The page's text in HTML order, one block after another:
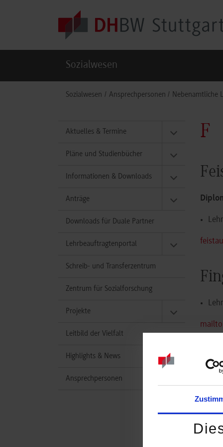
Sozialwesen
Sozialwesen Ansprechpersonen Nebenamtliche
Aktuelles & Termine
Pläne und Studienbücher
Informationen & Downloads
Anträge
Downloads für Duale Partner
Lehrbeauftragtenportal
Schreib- und Transferzentrum
Zentrum für Sozialforschung
Projekte
Leitbild der Vielfalt
Highlights & News
Ansprechpersonen
F